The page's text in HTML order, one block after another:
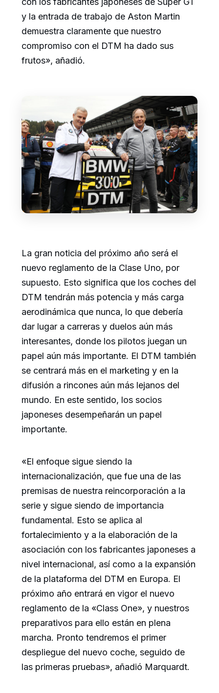
y la entrada de trabajo de Aston Martin
demuestra claramente que nuestro
compromiso con el DTM ha dado sus
frutos», añadió.
La gran noticia del próximo año será el
nuevo reglamento de la Clase Uno, por
supuesto. Esto significa que los coches del
DTM tendrán más potencia y más carga
aerodinámica que nunca, lo que debería
dar lugar a carreras y duelos aún más
interesantes, donde los pilotos juegan un
papel aún más importante. El DTM también
se centrará más en el marketing y en la
difusión a rincones aún más lejanos del
mundo. En este sentido, los socios
japoneses desempeñarán un papel
importante.
«El enfoque sigue siendo la
internacionalización, que fue una de las
premisas de nuestra reincorporación a la
serie y sigue siendo de importancia
fundamental. Esto se aplica al
fortalecimiento y a la elaboración de la
asociación con los fabricantes japoneses a
nivel internacional, así como a la expansión
de la plataforma del DTM en Europa. El
próximo año entrará en vigor el nuevo
reglamento de la «Class One», y nuestros
preparativos para ello están en plena
marcha. Pronto tendremos el primer
despliegue del nuevo coche, seguido de
las primeras pruebas», añadió Marquardt.